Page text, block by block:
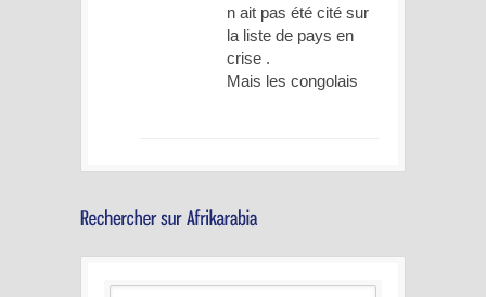
n ait pas été cité sur
la liste de pays en
crise .
Mais les congolais